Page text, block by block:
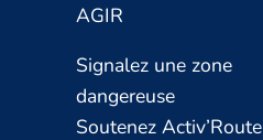
AGIR
Signalez une zone
dangereuse
Soutenez Activ’Route